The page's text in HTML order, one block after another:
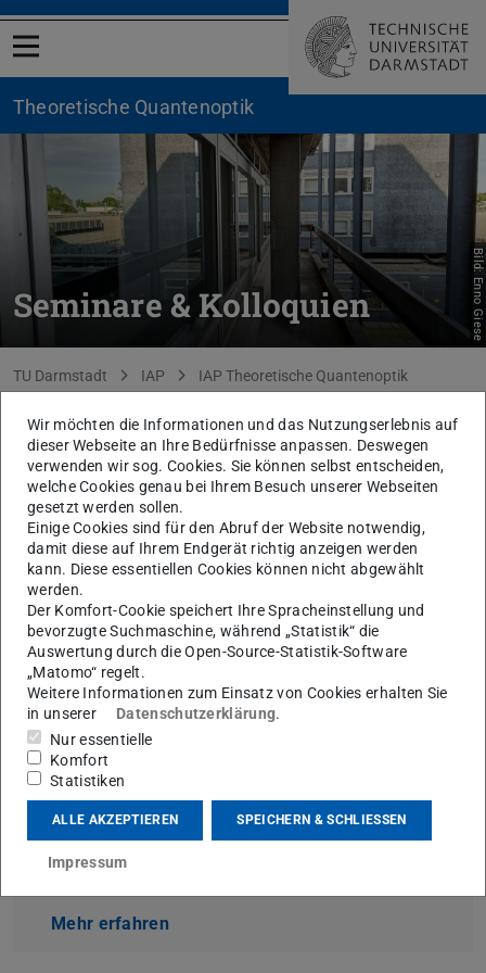
Menü öffnen
Theoretische Quantenoptik
Seminare & Kolloquien Bild: Enno Giese
Sie befinden sich hier:
TU Darmstadt IAP
IAP Theoretische Quantenoptik
KONTAKT
Die ArbeitsgruppeTheoretische Quantenoptiksteht in
regem wissenschaftlichen Austausch mit anderen
Gruppen und Forschern auf der ganzen Welt. Dieser wird
durch unterschiedlicheInstitutsseminareund
Kolloquienam Fachbereich Physik unterstützt und
gefördert.
Kolloquien Fachbereich Physik
Physikalisches Kolloquium
Kolloquium Theoretische Physik
Kolloquium Kondensierte Materie
Mehr erfahren
Wir möchten die Informationen und das Nutzungserlebnis auf
dieser Webseite an Ihre Bedürfnisse anpassen. Deswegen
verwenden wir sog. Cookies. Sie können selbst entscheiden,
welche Cookies genau bei Ihrem Besuch unserer Webseiten
gesetzt werden sollen.
Einige Cookies sind für den Abruf der Website notwendig,
damit diese auf Ihrem Endgerät richtig anzeigen werden
kann. Diese essentiellen Cookies können nicht abgewählt
werden.
Der Komfort-Cookie speichert Ihre Spracheinstellung und
bevorzugte Suchmaschine, während „Statistik“ die
Auswertung durch die Open-Source-Statistik-Software
„Matomo“ regelt.
Weitere Informationen zum Einsatz von Cookies erhalten Sie
in unserer
Datenschutzerklärung.
Nur essentielle
Komfort
Statistiken
ALLE AKZEPTIEREN SPEICHERN & SCHLIESSEN
Impressum